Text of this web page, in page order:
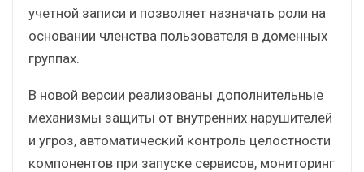
учетной записи и позволяет назначать роли на
основании членства пользователя в доменных
группах.
В новой версии реализованы дополнительные
механизмы защиты от внутренних нарушителей
и угроз, автоматический контроль целостности
компонентов при запуске сервисов, мониторинг